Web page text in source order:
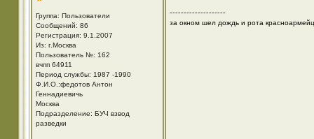
Группа: Пользователи
Сообщений: 86
Регистрация: 9.1.2007
Из: г.Москва
Пользователь №: 162
вчпп 64911
Период службы: 1987 -1990
Ф.И.О.:федотов Антон
Геннадиевичь
Москва
Подразделение: БУЧ взвод
разведки
--------------------
за окном шел дождь и рота